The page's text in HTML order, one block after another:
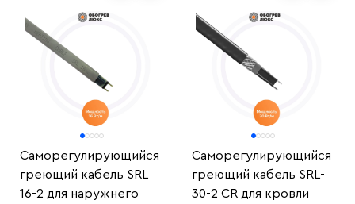
Саморегулирующийся
греющий кабель SRL
16-2 для наружнего
Саморегулирующийся
греющий кабель SRL-
30-2 CR для кровли